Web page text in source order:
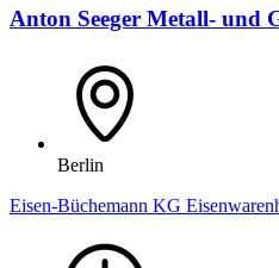
Anton Seeger Metall- und
Berlin
Eisen-Büchemann KG